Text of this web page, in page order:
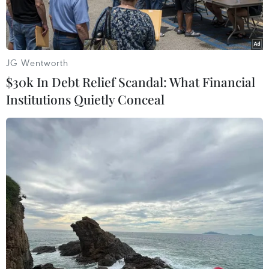
Mansiysk. (Ảnh: ITAR-TASS/TTXVN)
Ngày 9/6, người phát ngôn Điện Kremlin,
Dmitry Peskov cho biết Tập đoàn năng lượng
Gazprom của Nga sẽ không cắt đứt nguồn cung
khí đốt cho bất kỳ khách hàng châu Âu nào nữa,
đồng thời nhấn mạnh kế hoạch yêu cầu các
JG Wentworth
$30k In Debt Relief Scandal: What Financial
Institutions Quietly Conceal